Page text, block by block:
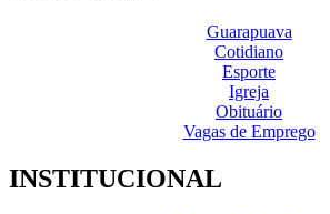
Guarapuava
Cotidiano
Esporte
Igreja
Obituário
Vagas de Emprego
INSTITUCIONAL